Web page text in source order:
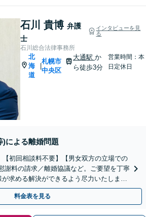
石川 貴博 弁護
士
インタビューを見
る
石川総合法律事務所
北
海
道
札幌市
中央区
大通駅 か
ら徒歩3分
営業時間：本
日定休日
)による離婚問題
【初回相談料不要】【男女双方の立場での
謝料の請求／離婚協議など。ご要望を丁寧
求める解決ができるよう尽力いたしま
雑な案件もお任せください。
料金表を見る